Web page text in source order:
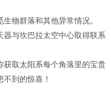
物群落和其他异常情况。
器与坎巴拉太空中心取得联系
获取太阳系每个角落里的宝贵
到的惊喜！